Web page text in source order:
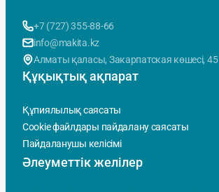
+7 (727) 355-88-66
info@makita.kz
Алматы қаласы, Закарпатская көшесi, 45
Құқықтық ақпарат
Құпиялылық саясаты
Cookie файлдары пайдалану саясаты
Пайдаланушы келісімі
Әлеуметтік желілер